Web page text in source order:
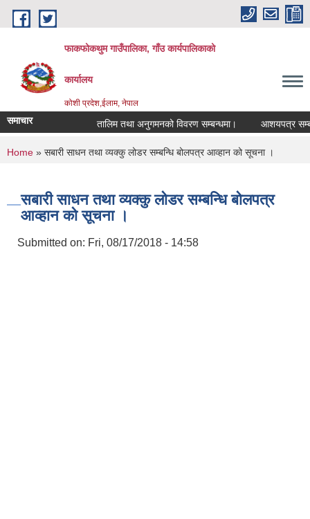
Skip to main content
फाकफोकथुम गाउँपालिका, गाँउ कार्यपालिकाको
कार्यालय
कोशी प्रदेश,ईलाम, नेपाल
समाचार तालिम तथा अनुगमनको विवरण सम्बन्धमा। आशयपत्र
You are here
Home » सबारी साधन तथा व्यक्कु लोडर सम्बन्धि बोलपत्र आव्हान को सूचना ।
सबारी साधन तथा व्यक्कु लोडर सम्बन्धि बोलपत्र
आव्हान को सूचना ।
Submitted on: Fri, 08/17/2018 - 14:58